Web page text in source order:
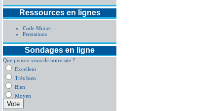
Ressources en lignes
Code Minier
Prestations
Sondages en ligne
Que pensez-vous de notre site ?
Excellent
Très bien
Bien
Moyen